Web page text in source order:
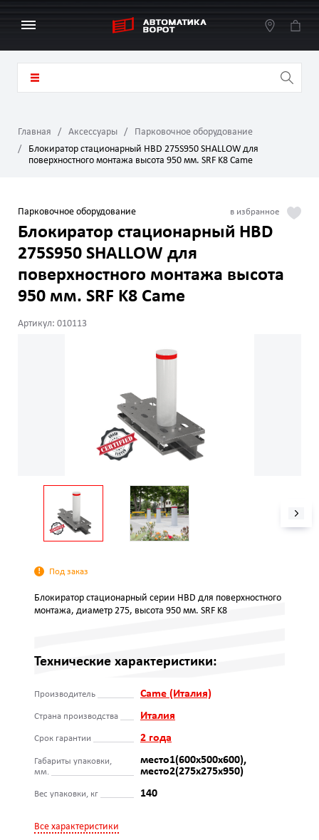
Главная Аксессуары
Парковочное оборудование
Блокиратор стационарный HBD 275S950 SHALLOW для
поверхностного монтажа высота 950 мм. SRF K8 Came
Парковочное оборудование
Блокиратор стационарный HBD
275S950 SHALLOW для
поверхностного монтажа высота
950 мм. SRF K8 Came
Артикул: 010113
Под заказ
Блокиратор стационарный серии HBD для поверхностного
монтажа, диаметр 275, высота 950 мм. SRF K8
Технические характеристики:
Производитель Came (Италия)
Страна производства Италия
Срок гарантии 2 года
Габариты упаковки,
мм.
место1(600х500х600),
место2(275х275х950)
Вес упаковки, кг 140
Все характеристики